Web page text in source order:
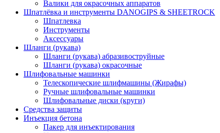
Валики для окрасочных аппаратов
Шпатлёвка и инструменты DANOGIPS & SHEETROCK
Шпатлевка
Инструменты
Аксессуары
Шланги (рукава)
Шланги (рукава) абразивоструйные
Шланги (рукава) окрасочные
Шлифовальные машинки
Телескопические шлифмашины (Жирафы)
Ручные шлифовальные машинки
Шлифовальные диски (круги)
Средства защиты
Инъекция бетона
Пакер для инъектирования